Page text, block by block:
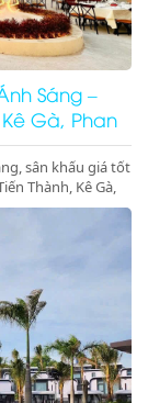
Sáng –
Gà, Phan
sân khấu giá tốt
Thành, Kê Gà,
pool party,